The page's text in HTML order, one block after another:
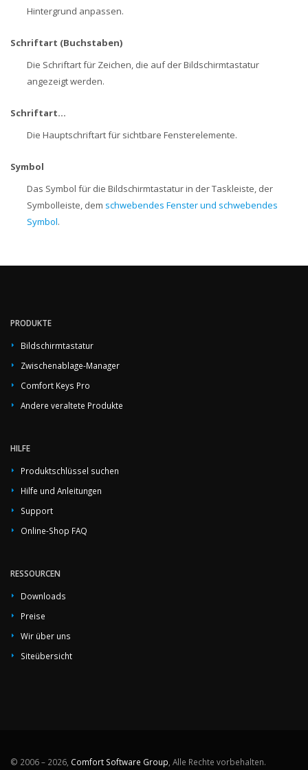
Hintergrund anpassen.
Schriftart (Buchstaben)
Die Schriftart für Zeichen, die auf der Bildschirmtastatur
angezeigt werden.
Schriftart...
Die Hauptschriftart für sichtbare Fensterelemente.
Symbol
Das Symbol für die Bildschirmtastatur in der Taskleiste, der
Symbolleiste, dem schwebendes Fenster und schwebendes
Symbol.
PRODUKTE
Bildschirmtastatur
Zwischenablage-Manager
Comfort Keys Pro
Andere veraltete Produkte
HILFE
Produktschlüssel suchen
Hilfe und Anleitungen
Support
Online-Shop FAQ
RESSOURCEN
Downloads
Preise
Wir über uns
Siteübersicht
© 2006 – 2026, Comfort Software Group , Alle Rechte vorbehalten.